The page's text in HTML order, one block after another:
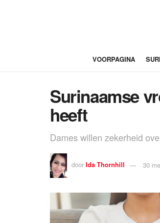
VOORPAGINA
Surinaamse
heeft
Dames willen zekerheid
door Ida Thornhill 30